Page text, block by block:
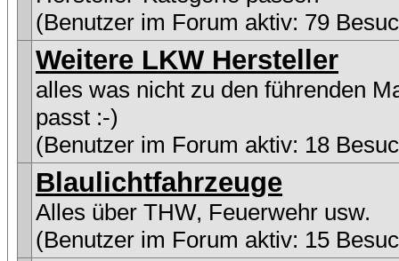
(Benutzer im Forum aktiv: 79
Weitere LKW Hersteller
alles was nicht zu den führenden
passt :-)
(Benutzer im Forum aktiv: 18
Blaulichtfahrzeuge
Alles über THW, Feuerwehr usw.
(Benutzer im Forum aktiv: 15